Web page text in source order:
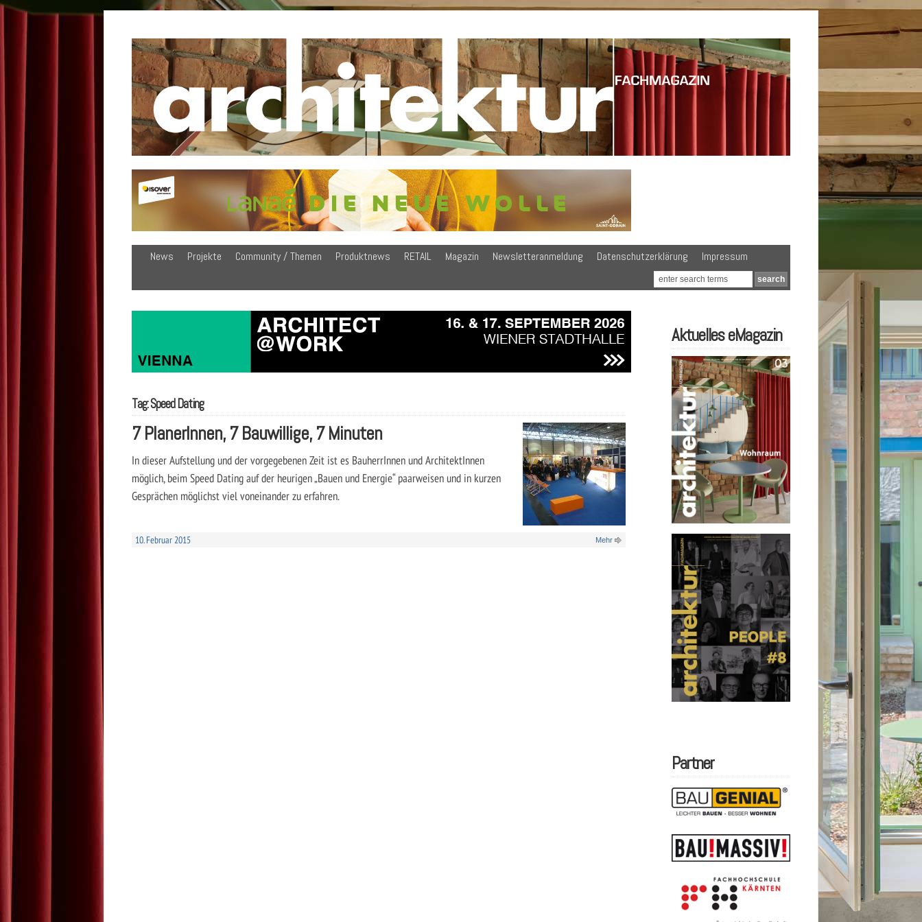
News Projekte Community / Themen Produktnews RETAIL Magazin Newsletteranmeldung Datenschutzerklärung Impressum
Tag: Speed Dating
7 PlanerInnen, 7 Bauwillige, 7 Minuten
In dieser Aufstellung und der vorgegebenen Zeit ist es BauherrInnen und ArchitektInnen
möglich, beim Speed Dating auf der heurigen „Bauen und Energie“ paarweisen und in kurzen
Gesprächen möglichst viel voneinander zu erfahren.
10. Februar 2015 Mehr
Aktuelles eMagazin
Partner